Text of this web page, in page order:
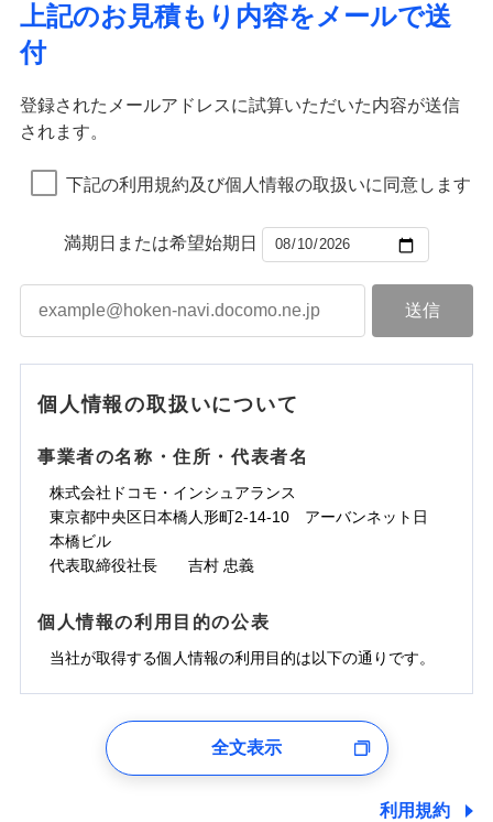
上記のお見積もり内容をメールで送
付
登録されたメールアドレスに試算いただいた内容が送信
されます。
下記の利用規約及び個人情報の取扱いに同意します
満期日または希望始期日
個人情報の取扱いについて
事業者の名称・住所・代表者名
株式会社ドコモ・インシュアランス
東京都中央区日本橋人形町2-14-10 アーバンネット日
本橋ビル
代表取締役社長 吉村 忠義
個人情報の利用目的の公表
当社が取得する個人情報の利用目的は以下の通りです。
ユーザー登録受付および、管理のため
しくは委託を受けている保険会社・提携会社の保険その他に
全文表示
利用規約